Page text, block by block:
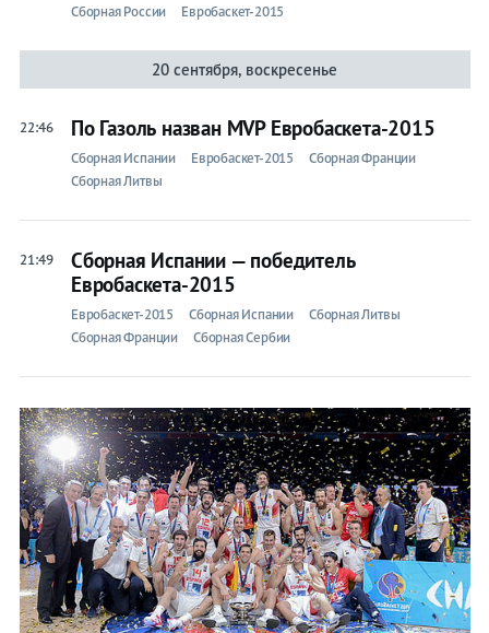
Сборная России Евробаскет-2015
20 сентября, воскресенье
22:46 По Газоль назван MVP Евробаскета-2015
Сборная Испании Евробаскет-2015
Сборная Франции
Сборная Литвы
21:49
Сборная Испании — победитель
Евробаскета-2015
Евробаскет-2015 Сборная Испании
Сборная Литвы
Сборная Франции
Сборная Сербии
Live
КХЛ
Прогнозы
на спорт
Букмекеры
Теннис
Бои
Евробаскет-2015
Лента
Прочие